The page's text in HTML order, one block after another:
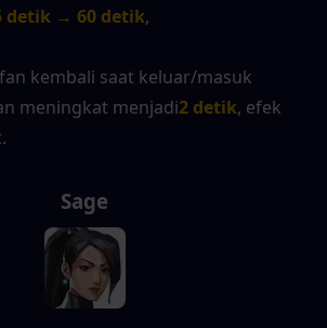
detik → 60 detik,
kembali saat keluar/masuk
meningkat menjadi2 detik, efek
Sage